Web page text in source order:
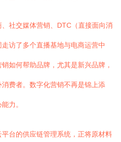
社交媒体营销、DTC（直接面向消
访了多个直播基地与电商运营中
如何帮助品牌，尤其是新兴品牌，
费者。数字化营销不再是锦上添
力。
台的供应链管理系统，正将原材料